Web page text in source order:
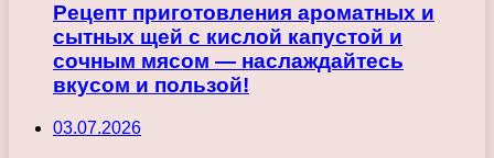
Рецепт приготовления ароматных и
сытных щей с кислой капустой и
сочным мясом — наслаждайтесь
вкусом и пользой!
03.07.2026